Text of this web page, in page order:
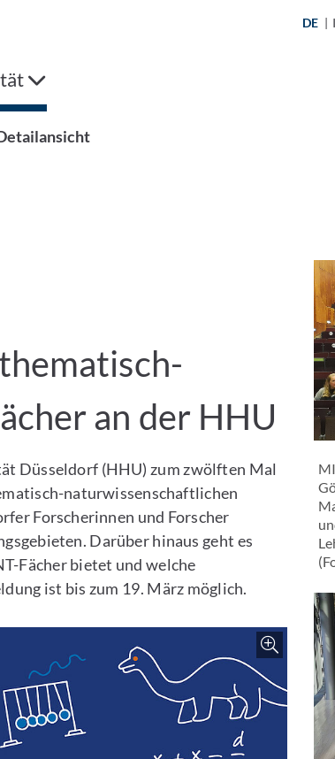
DE |
an der HHU
Düsseldorf (HHU) zum zwölften Mal
naturwissenschaftlichen
Forscherinnen und Forscher
Darüber hinaus geht es
Fächer bietet und welche
ist bis zum 19. März möglich.
Zoom